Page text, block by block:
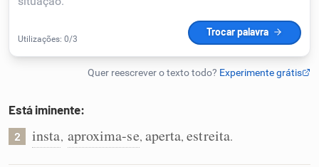
Cata-letras
Caça-palavras
Está iminente:
2 insta, aproxima-se, aperta,estreita.